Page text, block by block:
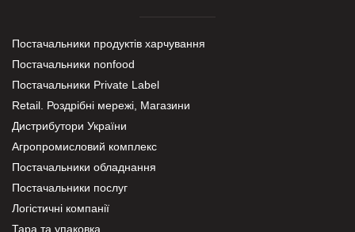
Постачальники продуктів харчування
Постачальники nonfood
Постачальники Private Label
Retail. Роздрібні мережі, Магазини
Дистрибутори України
Агропромисловий комплекс
Постачальники обладнання
Постачальники послуг
Логістичні компанії
Тара та упаковка